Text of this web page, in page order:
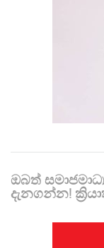
ඔබත්
දැනගන්න!